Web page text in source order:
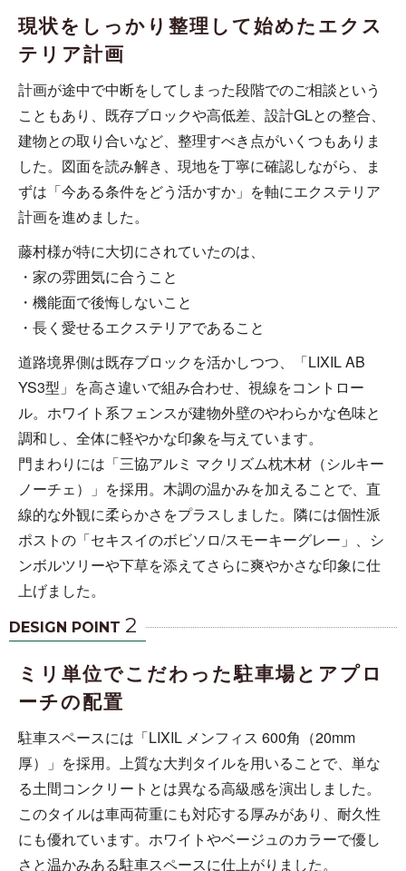
現状をしっかり整理して始めたエクス
テリア計画
計画が途中で中断をしてしまった段階でのご相談という
こともあり、既存ブロックや高低差、設計GLとの整合、
建物との取り合いなど、整理すべき点がいくつもありま
した。図面を読み解き、現地を丁寧に確認しながら、ま
ずは「今ある条件をどう活かすか」を軸にエクステリア
計画を進めました。
藤村様が特に大切にされていたのは、
・家の雰囲気に合うこと
・機能面で後悔しないこと
・長く愛せるエクステリアであること
道路境界側は既存ブロックを活かしつつ、「LIXIL AB
YS3型」を高さ違いで組み合わせ、視線をコントロー
ル。ホワイト系フェンスが建物外壁のやわらかな色味と
調和し、全体に軽やかな印象を与えています。
門まわりには「三協アルミ マクリズム枕木材（シルキー
ノーチェ）」を採用。木調の温かみを加えることで、直
線的な外観に柔らかさをプラスしました。隣には個性派
ポストの「セキスイのボビソロ/スモーキーグレー」、シ
ンボルツリーや下草を添えてさらに爽やかさな印象に仕
上げました。
DESIGN POINT 2
ミリ単位でこだわった駐車場とアプロ
ーチの配置
駐車スペースには「LIXIL メンフィス 600角（20mm
厚）」を採用。上質な大判タイルを用いることで、単な
る土間コンクリートとは異なる高級感を演出しました。
このタイルは車両荷重にも対応する厚みがあり、耐久性
にも優れています。ホワイトやベージュのカラーで優し
さと温かみある駐車スペースに仕上がりました。